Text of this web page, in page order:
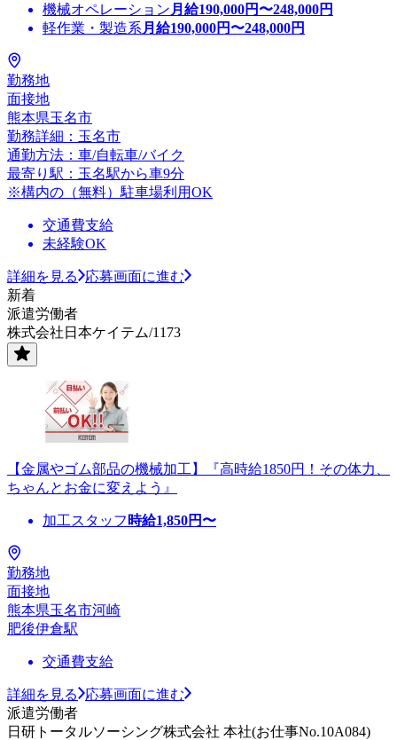
機械オペレーション 月給190,000円〜248,000円
軽作業・製造系 月給190,000円〜248,000円
勤務地
面接地
熊本県玉名市
勤務詳細：玉名市
通勤方法：車/自転車/バイク
最寄り駅：玉名駅から車9分
※構内の（無料）駐車場利用OK
交通費支給
未経験OK
詳細を見る
応募画面に進む
新着
派遣労働者
株式会社日本ケイテム/1173
【金属やゴム部品の機械加工】『高時給1850円！その体力、
ちゃんとお金に変えよう』
加工スタッフ 時給1,850円〜
勤務地
面接地
熊本県玉名市河崎
肥後伊倉駅
交通費支給
詳細を見る
応募画面に進む
派遣労働者
日研トータルソーシング株式会社 本社(お仕事No.10A084)